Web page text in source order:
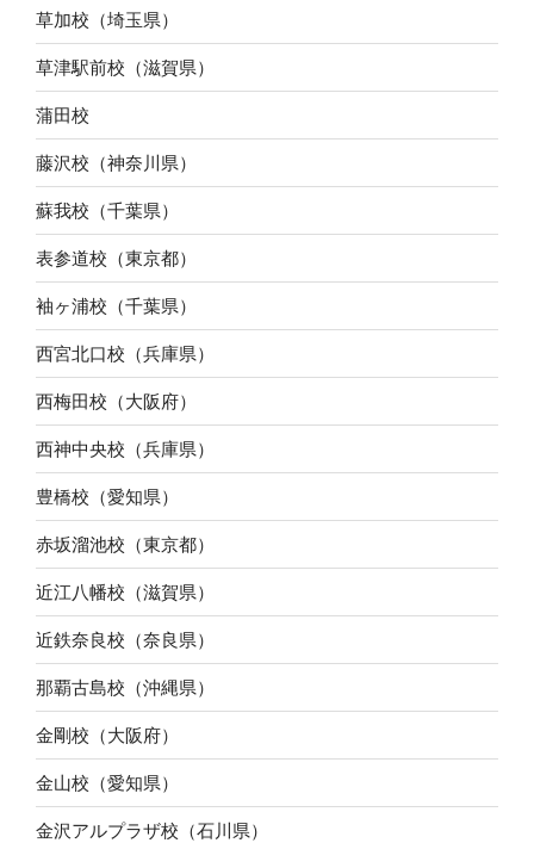
草加校（埼玉県）
草津駅前校（滋賀県）
蒲田校
藤沢校（神奈川県）
蘇我校（千葉県）
表参道校（東京都）
袖ヶ浦校（千葉県）
西宮北口校（兵庫県）
西梅田校（大阪府）
西神中央校（兵庫県）
豊橋校（愛知県）
赤坂溜池校（東京都）
近江八幡校（滋賀県）
近鉄奈良校（奈良県）
那覇古島校（沖縄県）
金剛校（大阪府）
金山校（愛知県）
金沢アルプラザ校（石川県）